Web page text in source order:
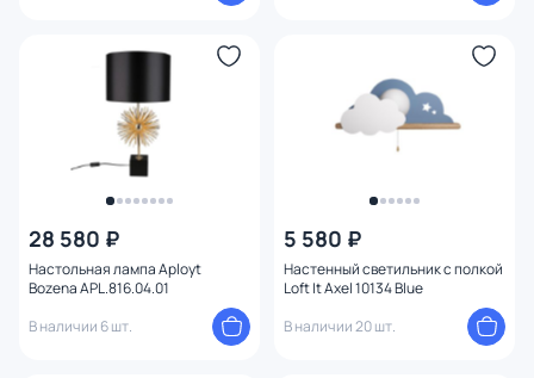
28 580 ₽
Настольная лампа Aployt
Bozena APL.816.04.01
В наличии 6 шт.
5 580 ₽
Настенный светильник с полкой
Loft It Axel 10134 Blue
В наличии 20 шт.